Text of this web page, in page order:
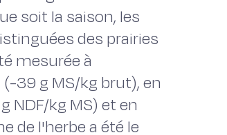
soit la saison, les
des prairies
mesurée à
39 g MS/kg brut), en
NDF/kg MS) et en
de l'herbe a été le